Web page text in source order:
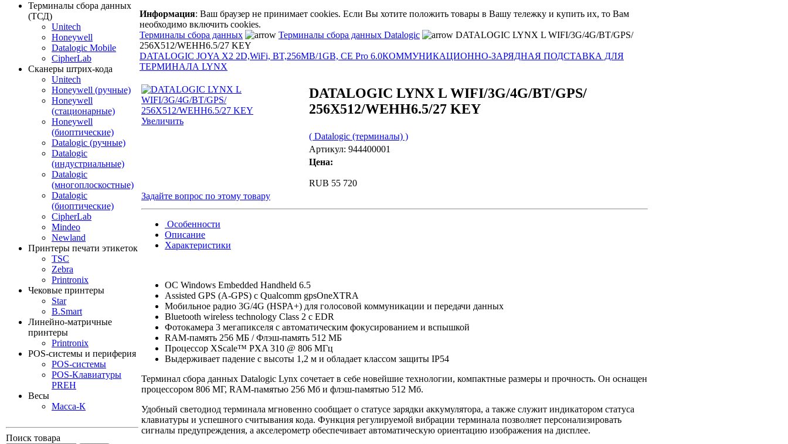
Информация: Ваш браузер не принимает cookies. Если Вы хотите положить товары в Вашу тележку и купить их, то Вам
необходимо включить cookies.
Терминалы сбора данных
Терминалы сбора данных Datalogic
DATALOGIC LYNX L WIFI/3G/4G/BT/GPS/
256X512/WEHH6.5/27 KEY
DATALOGIC JOYA X2 2D,WiFi, BT,256MB/1GB, CE Pro 6.0КОММУНИКАЦИОННО-ЗАРЯДНАЯ ПОДСТАВКА ДЛЯ
ТЕРМИНАЛА LYNX
Увеличить
DATALOGIC LYNX L WIFI/3G/4G/BT/GPS/
256X512/WEHH6.5/27 KEY
( Datalogic (терминалы) )
Артикул: 944400001
Цена:
RUB 55 720
Задайте вопрос по этому товару
Особенности
Описание
Характеристики
ОС Windows Embedded Handheld 6.5
Assisted GPS (A-GPS) с Qualcomm gpsOneXTRA
Мобильное радио 3G/4G (HSPA+) для голосовой коммуникации и передачи данных
Bluetooth wireless technology Class 2 с EDR
Фотокамера 3 мегапикселя с автоматическим фокусированием и вспышкой
RAM-память 256 МБ / Флэш-память 512 МБ
Процессор XScale™ PXA 310 @ 806 МГц
Выдерживает падение с высоты 1,2 м и обладает классом защиты IP54
Терминал сбора данных Datalogic Lynx сочетает в себе новейшие технологии, компактные размеры и прочность. Он оснащен
процессором 806 МГ, RAM-памятью 256 Мб и флэш-памятью 512 Мб.
Удобный светодиод терминала мгновенно сообщает о статусе зарядки аккумулятора, а также служит индикатором статуса
клавиатуры и успешного считывания кода. Функция регулируемой вибрации терминала позволяет персонализировать
сигналы предупреждения, а акселерометр обеспечивает автоматическую ориентацию изображения на дисплее.
Терминалы сбора данных
(ТСД)
Unitech
Honeywell
Datalogic Mobile
CipherLab
Сканеры штрих-кода
Unitech
Honeywell (ручные)
Honeywell
(стационарные)
Honeywell
(биоптические)
Datalogic (ручные)
Datalogic
(индустриальные)
Datalogic
(многоплоскостные)
Datalogic
(биоптические)
CipherLab
Mindeo
Newland
Принтеры печати этикеток
TSC
Zebra
Printronix
Чековые принтеры
Star
B.Smart
Линейно-матричные
принтеры
Printronix
POS-системы и периферия
POS-системы
POS-Клавиатуры
PREH
Весы
Масса-К
Поиск товара